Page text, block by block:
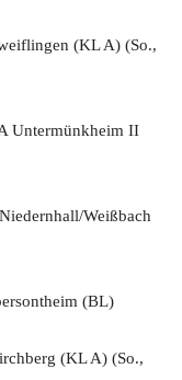
(KL A) (So.,
Untermünkheim II
Weißbach
(BL)
(KL A) (So.,